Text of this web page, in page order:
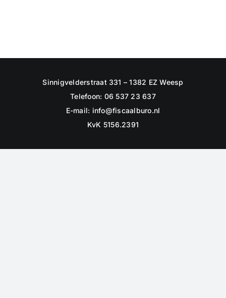
Sinnigvelderstraat 331 – 1382 EZ Weesp
Telefoon: 06 537 23 637
E-mail: info@fiscaalburo.nl
KvK 5156.2391